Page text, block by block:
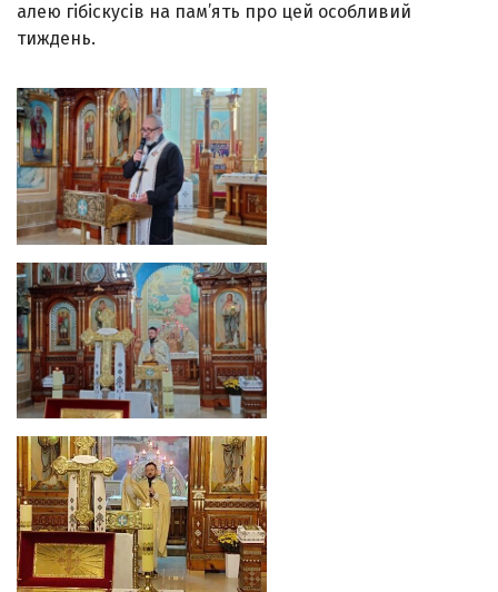
алею гібіскусів на пам’ять про цей особливий
тиждень.